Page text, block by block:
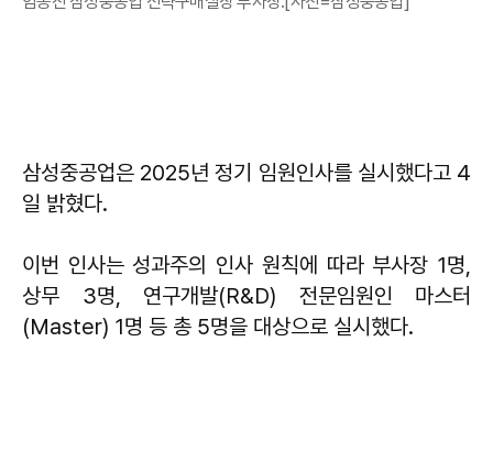
삼성중공업은 2025년 정기 임원인사를 실시했다고 4
일 밝혔다.
이번 인사는 성과주의 인사 원칙에 따라 부사장 1명,
상무 3명, 연구개발(R&D) 전문임원인 마스터
(Master) 1명 등 총 5명을 대상으로 실시했다.